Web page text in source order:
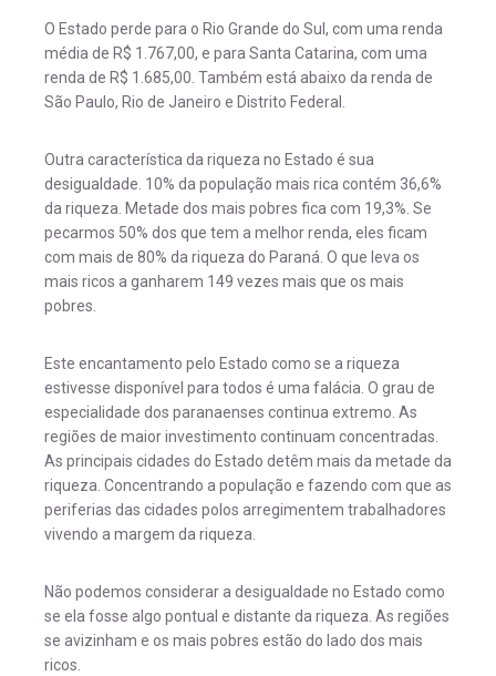
O Estado perde para o Rio Grande do Sul, com uma renda
média de R$ 1.767,00, e para Santa Catarina, com uma
renda de R$ 1.685,00. Também está abaixo da renda de
São Paulo, Rio de Janeiro e Distrito Federal.
Outra característica da riqueza no Estado é sua
desigualdade. 10% da população mais rica contém 36,6%
da riqueza. Metade dos mais pobres fica com 19,3%. Se
pecarmos 50% dos que tem a melhor renda, eles ficam
com mais de 80% da riqueza do Paraná. O que leva os
mais ricos a ganharem 149 vezes mais que os mais
pobres.
Este encantamento pelo Estado como se a riqueza
estivesse disponível para todos é uma falácia. O grau de
especialidade dos paranaenses continua extremo. As
regiões de maior investimento continuam concentradas.
As principais cidades do Estado detêm mais da metade da
riqueza. Concentrando a população e fazendo com que as
periferias das cidades polos arregimentem trabalhadores
vivendo a margem da riqueza.
Não podemos considerar a desigualdade no Estado como
se ela fosse algo pontual e distante da riqueza. As regiões
se avizinham e os mais pobres estão do lado dos mais
ricos.